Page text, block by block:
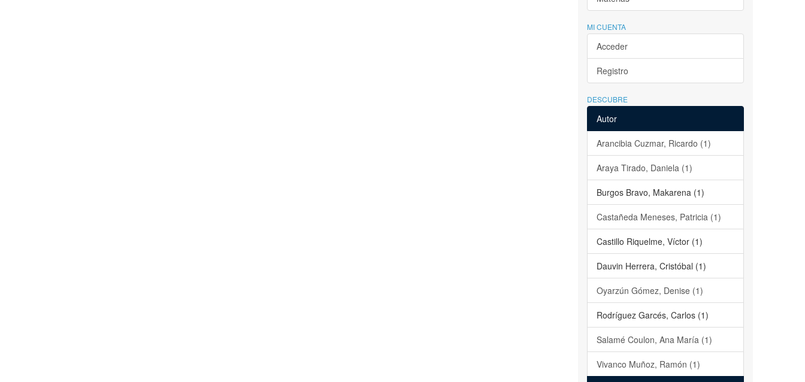
MI CUENTA
Acceder
Registro
DESCUBRE
Autor
Arancibia Cuzmar, Ricardo (1)
Araya Tirado, Daniela (1)
Burgos Bravo, Makarena (1)
Castañeda Meneses, Patricia (1)
Castillo Riquelme, Víctor (1)
Dauvin Herrera, Cristóbal (1)
Oyarzún Gómez, Denise (1)
Rodríguez Garcés, Carlos (1)
Salamé Coulon, Ana María (1)
Vivanco Muñoz, Ramón (1)